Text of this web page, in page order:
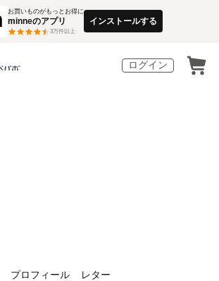
お買いものがもっとお得に
minneのアプリ
3万件以上
インストールする
ログイン
プロフィール レター